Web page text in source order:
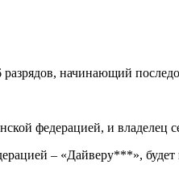
начинающий
федерацией, и владелец
– «Дайверу***», будет